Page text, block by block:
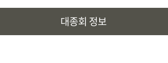
대종회 정보
· 송씨 근원
· 토정 집단공유허비